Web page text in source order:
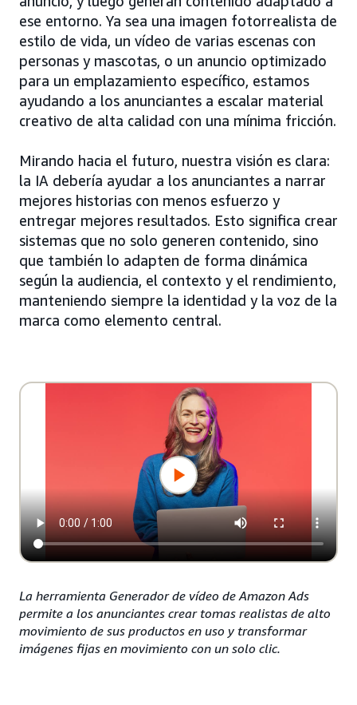
ese entorno. Ya sea una imagen fotorrealista de
estilo de vida, un vídeo de varias escenas con
personas y mascotas, o un anuncio optimizado
para un emplazamiento específico, estamos
ayudando a los anunciantes a escalar material
creativo de alta calidad con una mínima fricción.
Mirando hacia el futuro, nuestra visión es clara:
la IA debería ayudar a los anunciantes a narrar
mejores historias con menos esfuerzo y
entregar mejores resultados. Esto significa crear
sistemas que no solo generen contenido, sino
que también lo adapten de forma dinámica
según la audiencia, el contexto y el rendimiento,
manteniendo siempre la identidad y la voz de la
marca como elemento central.
La herramienta Generador de vídeo de Amazon Ads
permite a los anunciantes crear tomas realistas de alto
movimiento de sus productos en uso y transformar
imágenes fijas en movimiento con un solo clic.